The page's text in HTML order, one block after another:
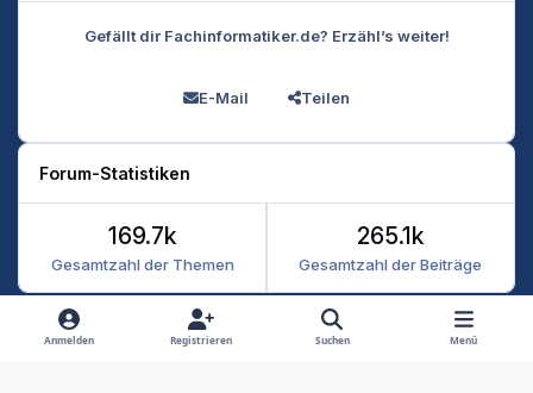
Gefällt dir Fachinformatiker.de? Erzähl’s weiter!
E-Mail Teilen
Forum-Statistiken
Gesamtzahl der Themen
169.7k
Gesamtzahl der Beiträge
265.1k
Heller Modus
Dunkler Modus
Systemeinstellung
Anmelden Registrieren Suchen Menü